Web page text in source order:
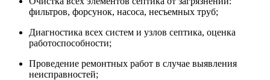
фильтров, форсунок, насоса, несъемных труб;
Диагностика всех систем и узлов септика, оценка
работоспособности;
Проведение ремонтных работ в случае выявления
неисправностей;